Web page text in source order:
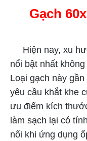
Gạch
Hiện nay, xu
nổi bật nhất
Loại gạch này
yêu cầu khắt khe
ưu điểm kích
làm sạch lại có
nối khi ứng dụng